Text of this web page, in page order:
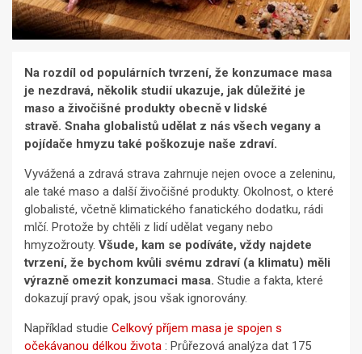
Na rozdíl od populárních tvrzení, že konzumace masa
je nezdravá, několik studií ukazuje, jak důležité je
maso a živočišné produkty obecně v lidské
stravě. Snaha globalistů udělat z nás všech vegany a
pojídače hmyzu také poškozuje naše zdraví.
Vyvážená a zdravá strava zahrnuje nejen ovoce a zeleninu,
ale také maso a další živočišné produkty. Okolnost, o které
globalisté, včetně klimatického fanatického dodatku, rádi
mlčí. Protože by chtěli z lidí udělat vegany nebo
hmyzožrouty. Všude, kam se podíváte, vždy najdete
tvrzení, že bychom kvůli svému zdraví (a klimatu) měli
výrazně omezit konzumaci masa. Studie a fakta, které
dokazují pravý opak, jsou však ignorovány.
Například studie Celkový příjem masa je spojen s
očekávanou délkou života : Průřezová analýza dat 175